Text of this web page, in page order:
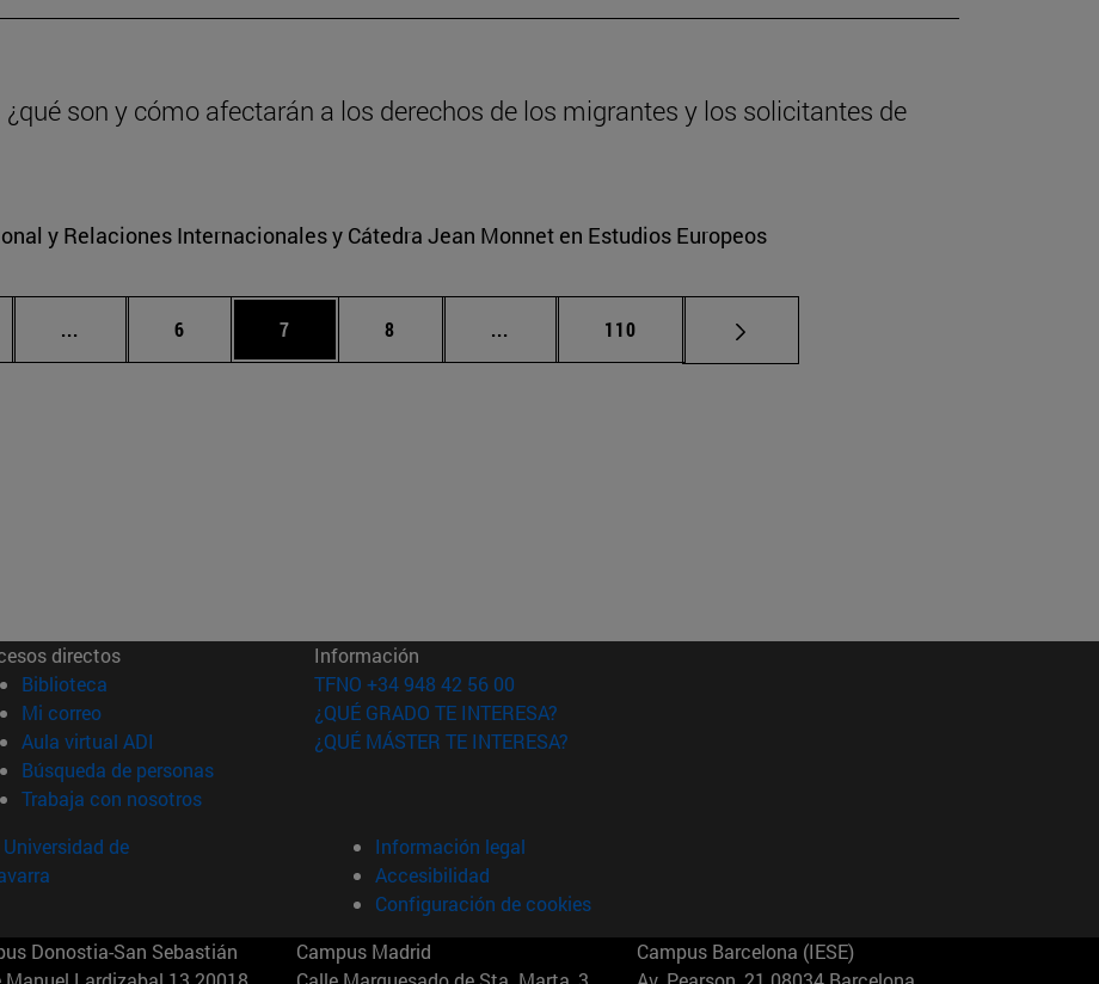
son y cómo afectarán a los derechos de los migrantes y los solicitantes de
y Relaciones Internacionales y Cátedra Jean Monnet en Estudios Europeos
... Páginas intermedias Use TAB para desplazarse.
Página
6 Página
7 Página
8 ... Páginas intermedias Use TAB para desplazarse.
Página
110
directos
Biblioteca (abre en nueva ventana)
Mi correo(abre en nueva ventana)
Aula virtual ADI (abre en nueva ventana)
Búsqueda de personas(abre en nueva ventana)
Trabaja con nosotros(abre en nueva ventana)
Información
TFNO +34 948 42 56 00
¿QUÉ GRADO TE INTERESA?
¿QUÉ MÁSTER TE INTERESA?
de
Información legal
Accesibilidad
Configuración de cookies
Donostia-San Sebastián
Campus Madrid
Campus Barcelona (IESE)